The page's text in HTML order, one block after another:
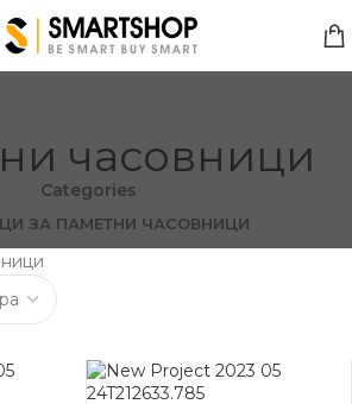
часовници
Categories
ЗА ПАМЕТНИ ЧАСОВНИЦИ